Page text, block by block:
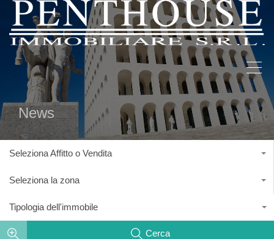
News
Seleziona Affitto o Vendita
Seleziona la zona
Tipologia dell'immobile
Cerca